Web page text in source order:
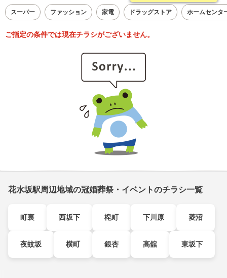
スーパー ファッション 家電 ドラッグストア ホームセンタ
ご指定の条件では現在チラシがございません。
花水坂駅周辺地域の冠婚葬祭・イベントのチラシ一覧
町裏 西坂下 梍町 下川原 菱沼
夜蚊坂 横町 銀杏 高舘 東坂下